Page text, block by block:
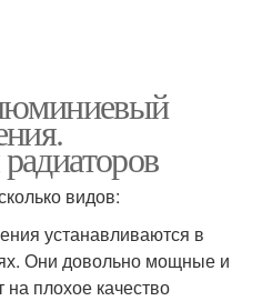
видов:
устанавливаются в
Они довольно мощные и
плохое качество